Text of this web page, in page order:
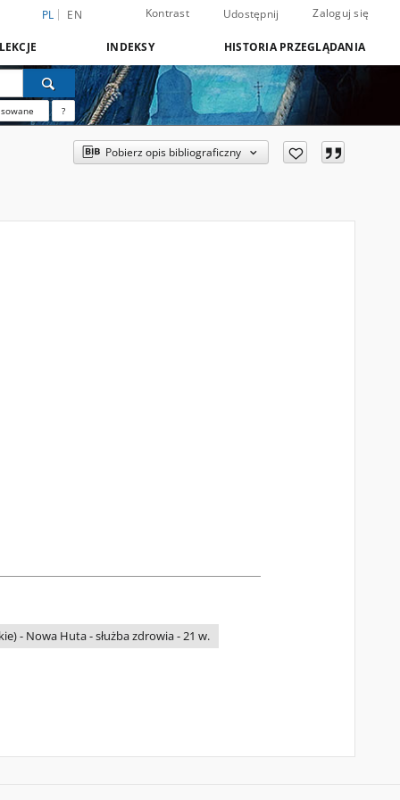
PL EN Kontrast Udostępnij Zaloguj się
INDEKSY HISTORIA PRZEGLĄDANIA
?
Pobierz opis bibliograficzny
- Nowa Huta - służba zdrowia - 21 w.